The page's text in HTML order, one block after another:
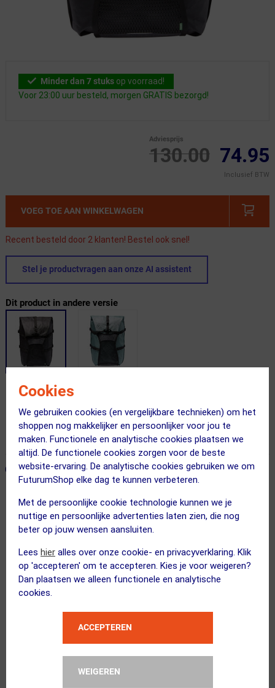
Cookies
We gebruiken cookies (en vergelijkbare technieken) om het
shoppen nog makkelijker en persoonlijker voor jou te
maken. Functionele en analytische cookies plaatsen we
altijd. De functionele cookies zorgen voor de beste
website-ervaring. De analytische cookies gebruiken we om
FuturumShop elke dag te kunnen verbeteren.
Met de persoonlijke cookie technologie kunnen we je
nuttige en persoonlijke advertenties laten zien, die nog
beter op jouw wensen aansluiten.
Lees hier alles over onze cookie- en privacyverklaring. Klik
op 'accepteren' om te accepteren. Kies je voor weigeren?
Dan plaatsen we alleen functionele en analytische
cookies.
ACCEPTEREN
WEIGEREN
Minder dan 7 stuks op voorraad!
Voor 23:00 uur besteld, morgen GRATIS bezorgd!
130.00
Adviesprijs
74.95
Inclusief BTW
VOEG TOE AAN WINKELWAGEN
Recent besteld door 2 klanten! Bestel ook snel!
Stel je productvragen aan onze AI assistent
Dit product in andere versie
Gratis bezorging & retourneren
Voor 23:00 uur besteld, morgen in huis
365 dagen retourrecht
← Terug naar productnavigatie
ONZE AANBEVOLEN COMBINATIE
VAUDE
Trailcargo Achtertas Zwart
XAND
Elektrische Pomp Pro